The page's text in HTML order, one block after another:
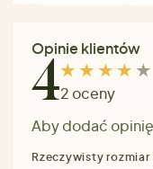
Opinie klientów
42 oceny
Aby dodać
Rzeczywisty